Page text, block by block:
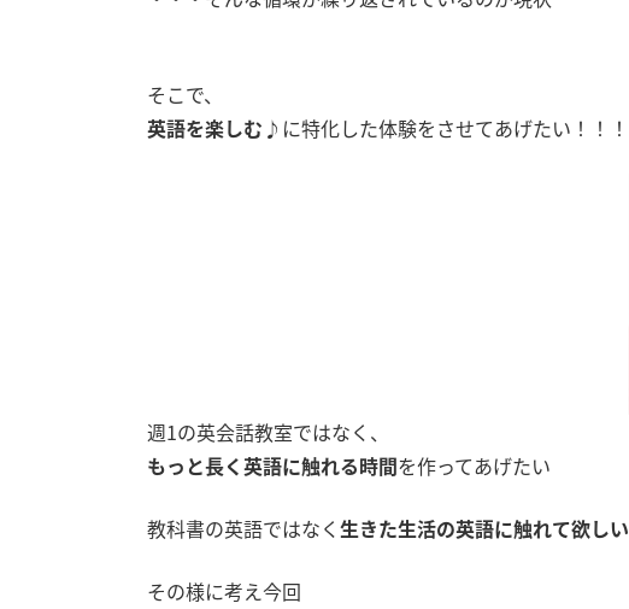
そこで、
英語を楽しむ♪ に特化した体験をさせてあげたい！！！
週1の英会話教室ではなく、
もっと長く英語に触れる時間を作ってあげたい
教科書の英語ではなく生きた生活の英語に触れて欲しい
その様に考え今回